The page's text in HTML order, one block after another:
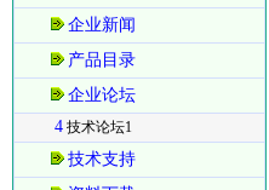
企业新闻
产品目录
企业论坛
4 技术论坛1
技术支持